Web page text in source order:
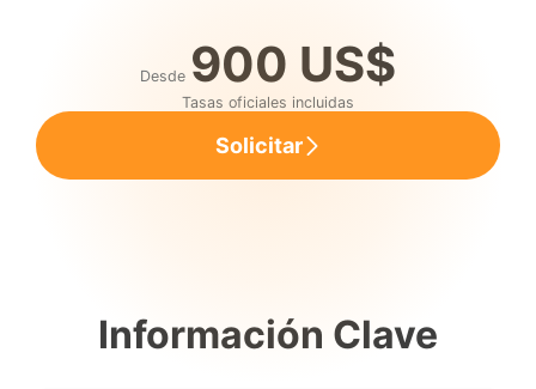
Desde 900 US$
Tasas oficiales incluidas
Solicitar
Información Clave